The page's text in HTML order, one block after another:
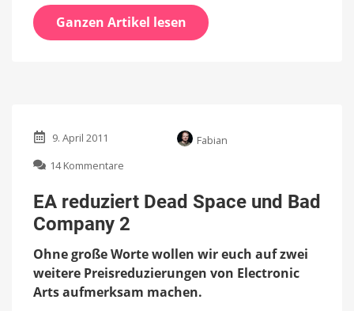
Ganzen Artikel lesen
9. April 2011
Fabian
14 Kommentare
reduziert
Dead
Space
Bad
Company
EA reduziert Dead Space und Bad
Company 2
Ohne große Worte wollen wir euch auf zwei
weitere Preisreduzierungen von Electronic
Arts aufmerksam machen.